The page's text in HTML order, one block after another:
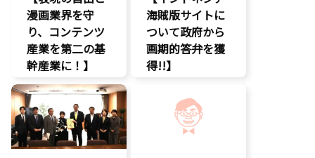
促進
デジタル著作
権
国会質疑
知的財産
経済政策
著作権
漫画業界を守
り、コンテンツ
産業を第二の基
幹産業に！】
エンタメ支援
二次創作保護
著作権
表現規制
海賊版サイトに
ついて政府から
画期的答弁を獲
得!!】
エンタメ産業
促進
デジタル著作